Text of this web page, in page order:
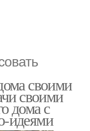
своими
своими
дома с
идеями